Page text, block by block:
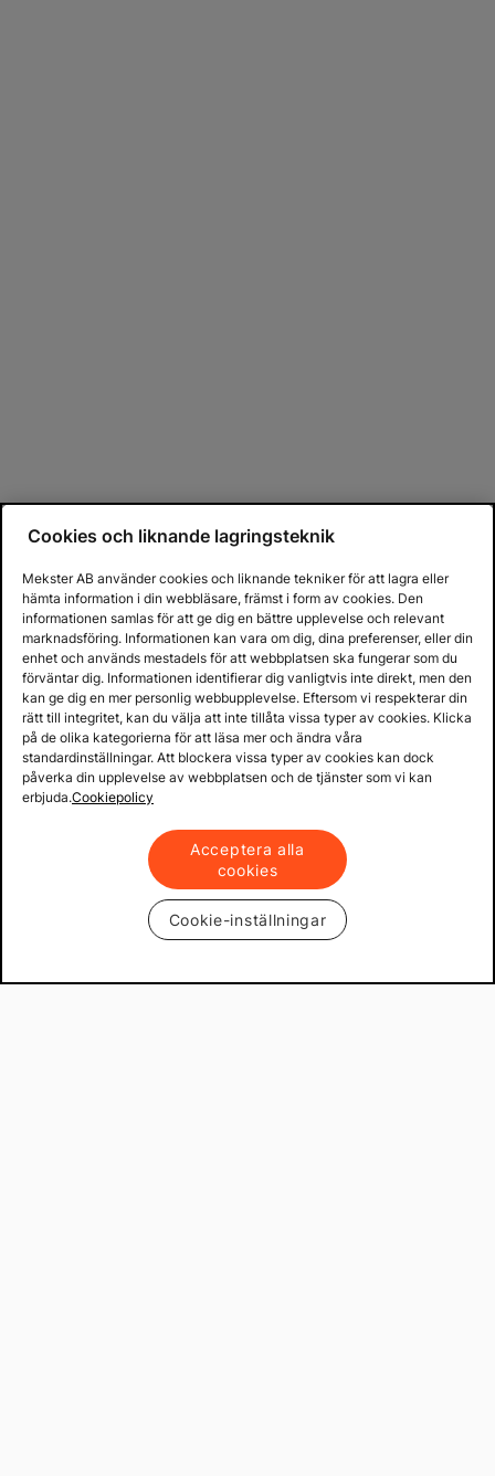
Cookies och liknande lagringsteknik
Mekster AB använder cookies och liknande tekniker för att lagra eller
hämta information i din webbläsare, främst i form av cookies. Den
informationen samlas för att ge dig en bättre upplevelse och relevant
marknadsföring. Informationen kan vara om dig, dina preferenser, eller din
enhet och används mestadels för att webbplatsen ska fungerar som du
förväntar dig. Informationen identifierar dig vanligtvis inte direkt, men den
kan ge dig en mer personlig webbupplevelse. Eftersom vi respekterar din
rätt till integritet, kan du välja att inte tillåta vissa typer av cookies. Klicka
på de olika kategorierna för att läsa mer och ändra våra
standardinställningar. Att blockera vissa typer av cookies kan dock
påverka din upplevelse av webbplatsen och de tjänster som vi kan
erbjuda.Cookiepolicy
Acceptera alla
cookies
Cookie-inställningar